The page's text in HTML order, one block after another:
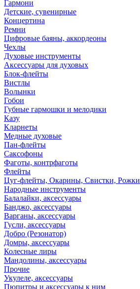
Гармони
Детские, сувенирные
Концертина
Ремни
Цифровые баяны, аккордеоны
Чехлы
Духовые инструменты
Аксессуары для духовых
Блок-флейты
Вистлы
Волынки
Гобои
Губные гармошки и мелодики
Казу
Кларнеты
Медные духовые
Пан-флейты
Саксофоны
Фаготы, контрфаготы
Флейты
Цуг-флейты, Окарины, Свистки, Рожки
Народные инструменты
Балалайки, аксессуары
Банджо, аксессуары
Варганы, аксессуары
Гусли, аксессуары
Добро (Резонатор)
Домры, аксессуары
Колесные лиры
Мандолины, аксессуары
Прочие
Укулеле, аксессуары
Пюпитры и аксессуары к ним